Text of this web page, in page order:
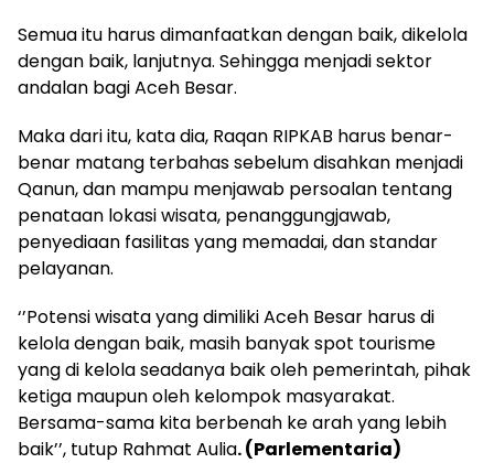
Semua itu harus dimanfaatkan dengan baik, dikelola
dengan baik, lanjutnya. Sehingga menjadi sektor
andalan bagi Aceh Besar.
Maka dari itu, kata dia, Raqan RIPKAB harus benar-
benar matang terbahas sebelum disahkan menjadi
Qanun, dan mampu menjawab persoalan tentang
penataan lokasi wisata, penanggungjawab,
penyediaan fasilitas yang memadai, dan standar
pelayanan.
‘’Potensi wisata yang dimiliki Aceh Besar harus di
kelola dengan baik, masih banyak spot tourisme
yang di kelola seadanya baik oleh pemerintah, pihak
ketiga maupun oleh kelompok masyarakat.
Bersama-sama kita berbenah ke arah yang lebih
baik’’, tutup Rahmat Aulia. (Parlementaria)